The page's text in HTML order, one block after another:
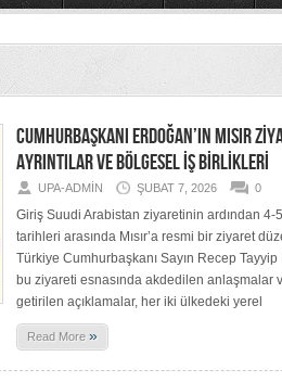
CUMHURBAŞKANI ERDOĞAN’IN MISIR
AYRINTILAR VE BÖLGESEL İŞ BİRLİKLERİ
UPA-ADMIN ŞUBAT 7, 2026 0
Giriş Suudi Arabistan ziyaretinin ardından 4-
tarihleri arasında Mısır’a resmi bir ziyaret
Türkiye Cumhurbaşkanı Sayın Recep Tayyip
bu ziyareti esnasında akdedilen anlaşmalar
getirilen açıklamalar, her iki ülkedeki yerel
Read More »